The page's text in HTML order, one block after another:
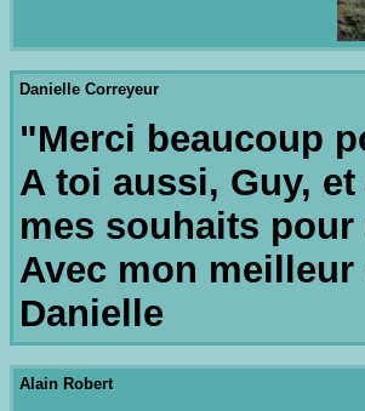
Danielle Correyeur
"Merci beaucoup
A toi aussi, Guy,
mes souhaits pour
Avec mon
Danielle
Alain Robert